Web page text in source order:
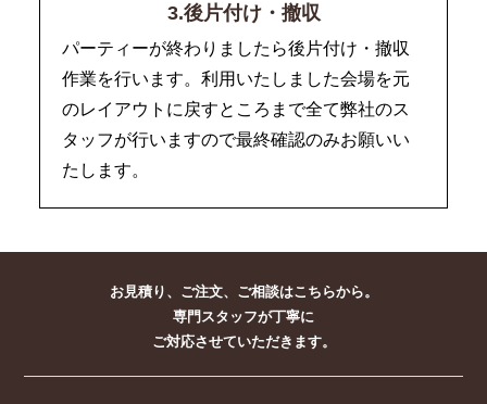
3.後片付け・撤収
パーティーが終わりましたら後片付け・撤収
作業を行います。利用いたしました会場を元
のレイアウトに戻すところまで全て弊社のス
タッフが行いますので最終確認のみお願いい
たします。
お見積り、ご注文、ご相談はこちらから。
専門スタッフが丁寧に
ご対応させていただきます。